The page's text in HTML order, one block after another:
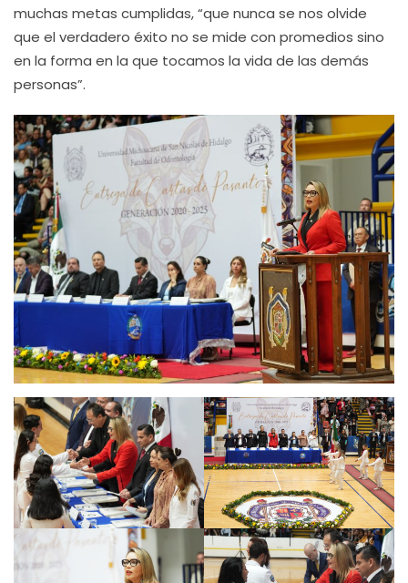
muchas metas cumplidas, “que nunca se nos olvide
que el verdadero éxito no se mide con promedios sino
en la forma en la que tocamos la vida de las demás
personas”.